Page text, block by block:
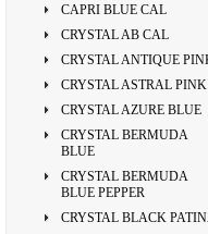
CAPRI BLUE CAL
CRYSTAL AB CAL
CRYSTAL ANTIQUE
CRYSTAL ASTRAL PINK
CRYSTAL AZURE BLUE
CRYSTAL BERMUDA
BLUE
CRYSTAL BERMUDA
BLUE PEPPER
CRYSTAL BLACK